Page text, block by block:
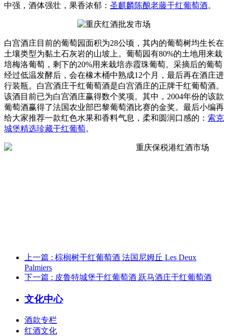
中强，酒体强壮，果香浓郁： 圣麒麟陈酿老藤干红葡萄酒。
白宫酒庄目前的葡萄园面积为28公顷，其内的葡萄树均生长在
土壤类型为黏土石灰岩的山坡上。葡萄园有80%的土地用来栽
培梅洛葡萄，剩下的20%用来栽培赤霞珠葡萄。采摘后的葡萄
经过低温发酵后，会在橡木桶中熟成12个月，最后再在酒庄进
行装瓶。白宫酒庄干红葡萄酒是白宫酒庄的正牌干红葡萄酒。
该酒目前已为白宫酒庄赢得数个奖项。其中，2004年份的该款
葡萄酒赢得了法国农业部巴黎葡萄酒比赛的金奖。最后小编再
给大家推荐一款红色水果和香料气息，柔和圆润口感的： 索克
城堡精选珍藏干红葡萄。
上一篇 : 棕榈树干红葡萄酒 法国尼姆丘 Les Deux
Palmiers
下一篇 : 皮鲁特城堡干红葡萄酒 跃马酒庄干红葡萄酒
文化中心
酒款专栏
红酒文化